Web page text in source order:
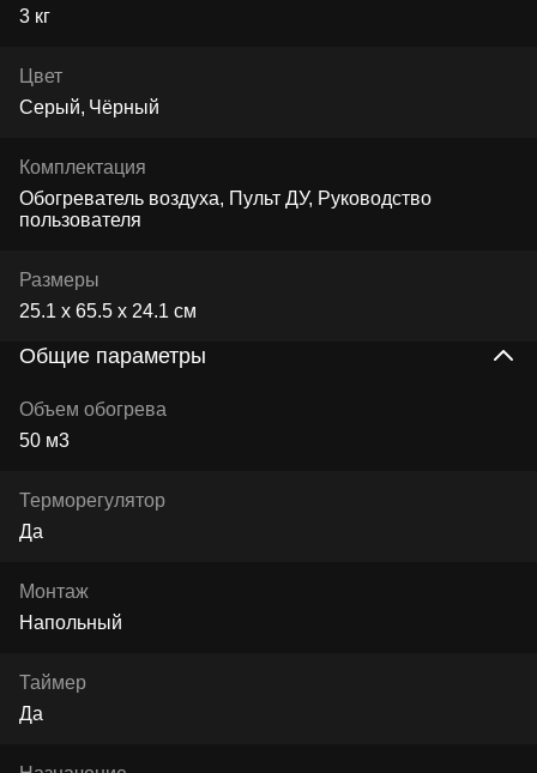
3 кг
Цвет
Серый Чёрный
Комплектация
Обогреватель воздуха, Пульт ДУ, Руководство
пользователя
Размеры
25.1 x 65.5 x 24.1 см
Общие параметры
Объем обогрева
50 м3
Терморегулятор
Да
Монтаж
Напольный
Таймер
Да